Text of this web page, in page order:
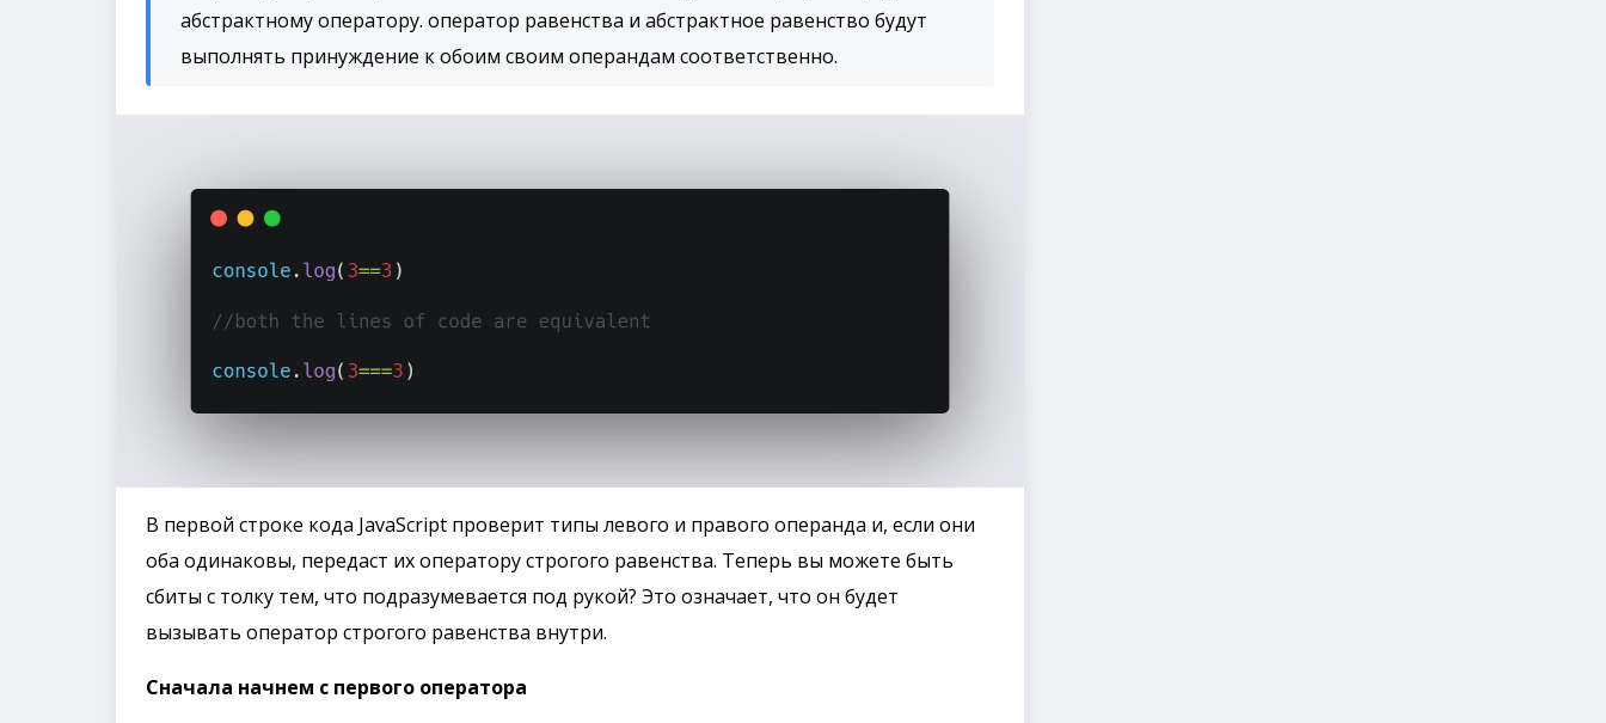
абстрактному оператору. оператор равенства и абстрактное равенство будут
выполнять принуждение к обоим своим операндам соответственно.
В первой строке кода JavaScript проверит типы левого и правого операнда и, если они
оба одинаковы, передаст их оператору строгого равенства. Теперь вы можете быть
сбиты с толку тем, что подразумевается под рукой? Это означает, что он будет
вызывать оператор строгого равенства внутри.
Сначала начнем с первого оператора